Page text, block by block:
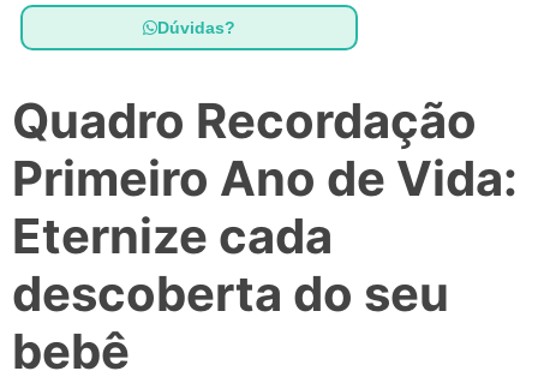
Dúvidas?
Quadro Recordação
Primeiro Ano de Vida:
Eternize cada
descoberta do seu
bebê